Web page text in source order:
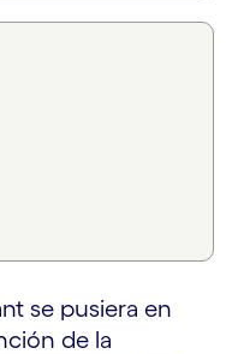
se pusiera en
de la